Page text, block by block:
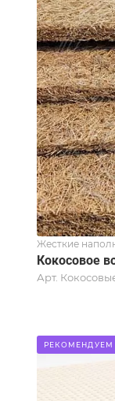
Жесткие
Кокосовое
Арт.
РЕКОМЕНДУЕМ